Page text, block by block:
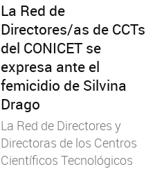
La Red de
Directores/as de CCTs
del CONICET se
expresa ante el
femicidio de Silvina
Drago
La Red de Directores y
Directoras de los Centros
Científicos Tecnológicos